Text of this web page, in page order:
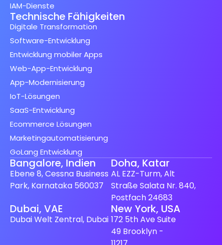
IAM-Dienste
Technische Fähigkeiten
Digitale Transformation
Software-Entwicklung
Entwicklung mobiler Apps
Web-App-Entwicklung
App-Modernisierung
IoT-Lösungen
SaaS-Entwicklung
Ecommerce Lösungen
Marketingautomatisierung
GoLang Entwicklung
Bangalore, Indien
Ebene 8, Cessna Business
Park, Karnataka 560037
Doha, Katar
AL EZZ-Turm, Alt
Straße Salata Nr. 840,
Postfach 24683
Dubai, VAE
Dubai Welt Zentral, Dubai
New York, USA
172 5th Ave Suite
49 Brooklyn -
Finnish
Spanish (Spain)